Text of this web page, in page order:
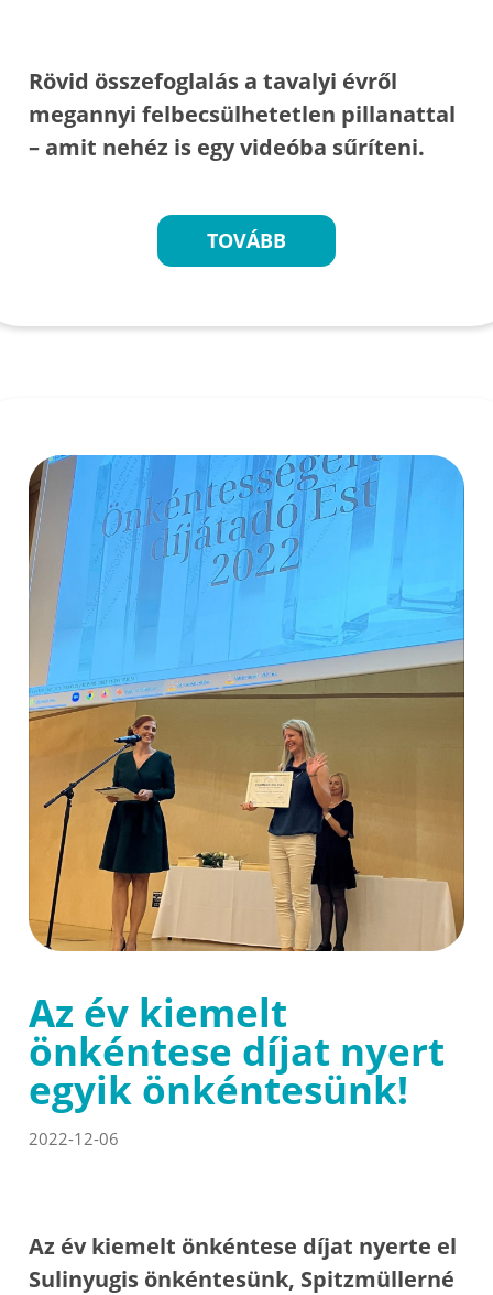
Rövid összefoglalás a tavalyi évről
megannyi felbecsülhetetlen pillanattal
– amit nehéz is egy videóba sűríteni.
TOVÁBB
Az év kiemelt
önkéntese díjat nyert
egyik önkéntesünk!
2022-12-06
Az év kiemelt önkéntese díjat nyerte el
Sulinyugis önkéntesünk, Spitzmüllerné